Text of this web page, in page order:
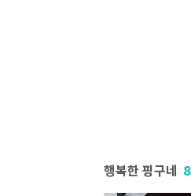
행복한 핑구네